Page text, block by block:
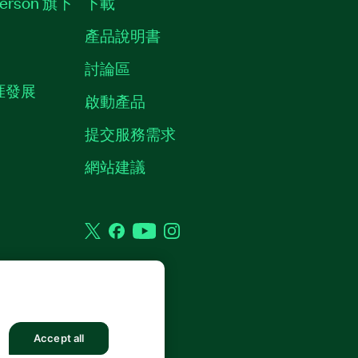
發展
產品說明書
討論區
啟動產品
提交服務需求
網站建議
TwitterFacebook
YouTubeInstagram
Accept all